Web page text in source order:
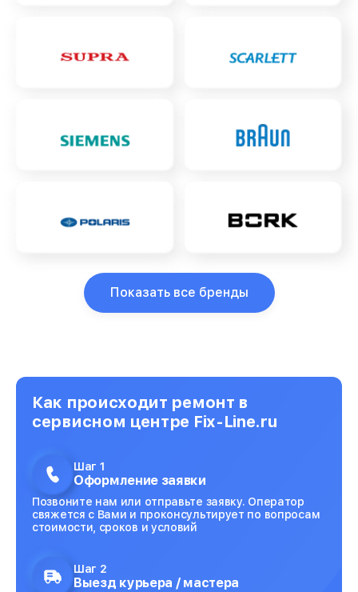
Показать все бренды
Как происходит ремонт в
сервисном центре Fix-Line.ru
Шаг 1
Оформление заявки
Позвоните нам или отправьте заявку. Оператор
свяжется с Вами и проконсультирует по вопросам
стоимости, сроков и условий
Шаг 2
Выезд курьера / мастера